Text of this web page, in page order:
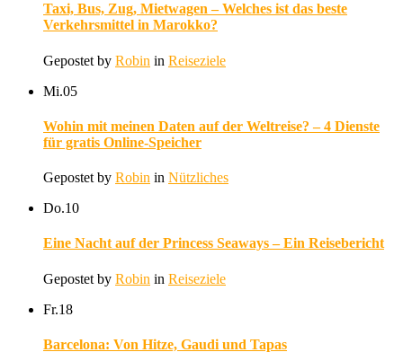
Taxi, Bus, Zug, Mietwagen – Welches ist das beste
Verkehrsmittel in Marokko?
Gepostet by Robin in Reiseziele
Mi.05
Wohin mit meinen Daten auf der Weltreise? – 4 Dienste
für gratis Online-Speicher
Gepostet by Robin in Nützliches
Do.10
Eine Nacht auf der Princess Seaways – Ein Reisebericht
Gepostet by Robin in Reiseziele
Fr.18
Barcelona: Von Hitze, Gaudi und Tapas